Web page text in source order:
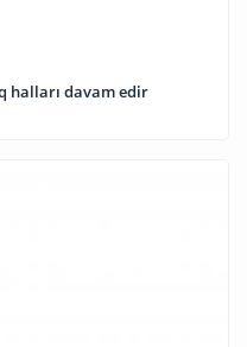
halları davam edir